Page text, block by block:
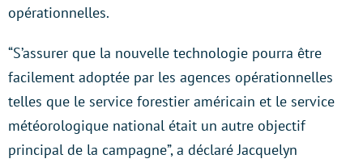
opérationnelles.
“S’assurer que la nouvelle technologie pourra être
facilement adoptée par les agences opérationnelles
telles que le service forestier américain et le service
météorologique national était un autre objectif
principal de la campagne”, a déclaré Jacquelyn